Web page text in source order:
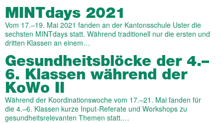
MINTdays 2021
Vom 17.–19. Mai 2021 fanden an der Kantonsschule Uster die
sechsten MINTdays statt. Während traditionell nur die ersten und
dritten Klassen an einem…
Gesundheitsblöcke der 4.–
6. Klassen während der
KoWo II
Während der Koordinationswoche vom 17.–21. Mai fanden für
die 4.–6. Klassen kurze Input-Referate und Workshops zu
gesundheitsrelevanten Themen statt.…